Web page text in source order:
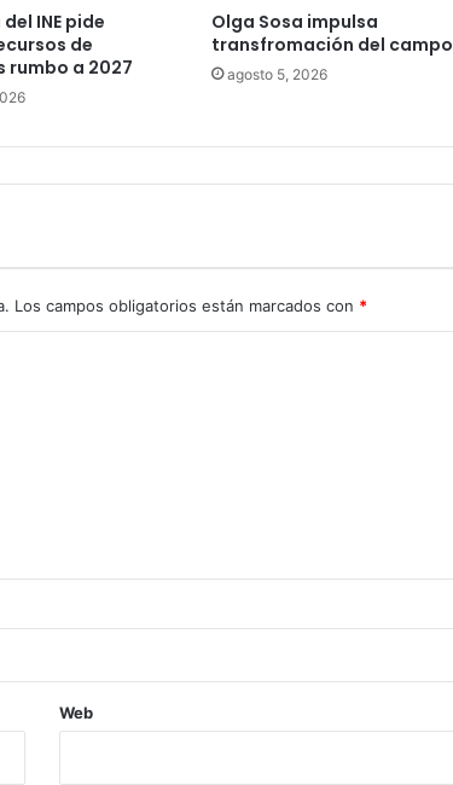
INE pide
de
rumbo a 2027
Olga Sosa impulsa
transfromación del campo
agosto 5, 2026
Los campos obligatorios están marcados con *
Web